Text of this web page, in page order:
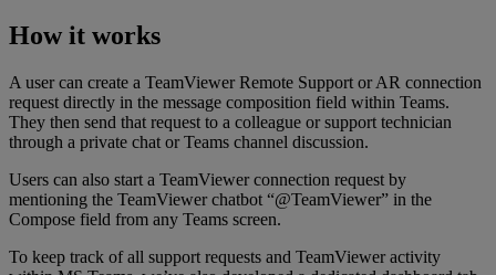
How it works
A user can create a TeamViewer Remote Support or AR connection
request directly in the message composition field within Teams.
They then send that request to a colleague or support technician
through a private chat or Teams channel discussion.
Users can also start a TeamViewer connection request by
mentioning the TeamViewer chatbot “@TeamViewer” in the
Compose field from any Teams screen.
To keep track of all support requests and TeamViewer activity